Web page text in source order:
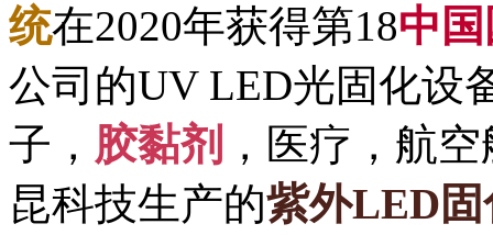
统在2020年获得第18中
公司的UV LED光固化设
子， 胶黏剂 ，医疗，航
昆科技生产的紫外LED固